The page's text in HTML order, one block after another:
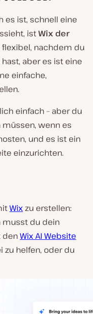
es ist, schnell eine
istWix der
nachdem du
aber es ist eine
einfache,
einfach – aber du
wenn es
und es ist ein
einzurichten.
Wixzu erstellen:
musst du dein
denWix AI Website
helfen, oder du